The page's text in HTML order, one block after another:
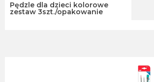
Pędzle dla dzieci kolorowe
zestaw 3szt./opakowanie